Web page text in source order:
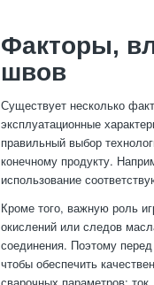
Факторы,
швов
Существует несколько
эксплуатационные
правильный выбор
конечному продукту.
использование
Кроме того, важную роль
окислений или следов
соединения. Поэтому
чтобы обеспечить